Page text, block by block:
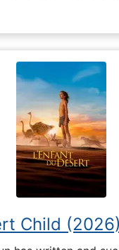
Child (2026)